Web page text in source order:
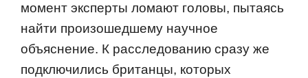
момент эксперты ломают головы, пытаясь
найти произошедшему научное
объяснение. К расследованию сразу же
подключились британцы, которых